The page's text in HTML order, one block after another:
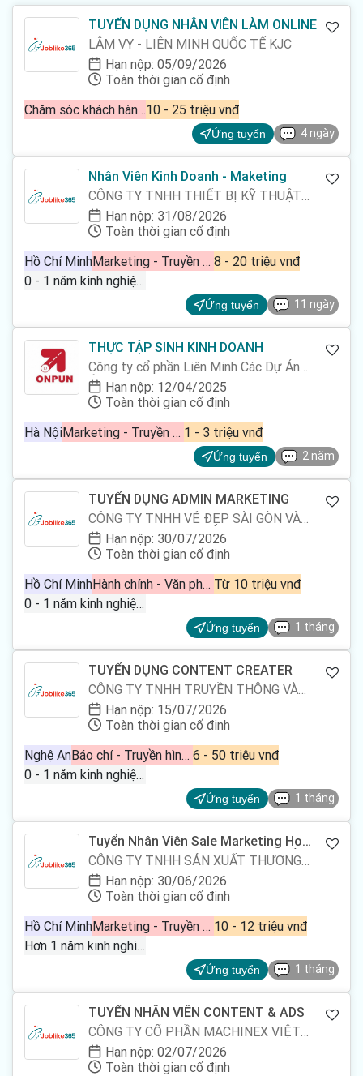
TUYỂN DỤNG NHÂN VIÊN LÀM ONLINE
LÂM VY - LIÊN MINH QUỐC TẾ KJC
Hạn nộp: 05/09/2026
Toàn thời gian cố định
Chăm sóc khách hàng, Marketing - Truyền thông - Quảng cáo, Nhân viên kinh doanh bán hàng10 - 25 triệu vnđ
Ứng tuyển 4 ngày
Nhân Viên Kinh Doanh - Maketing
CÔNG TY TNHH THIẾT BỊ KỸ THUẬT
TÍN NHÂN
Hạn nộp: 31/08/2026
Toàn thời gian cố định
Hồ Chí Minh
Marketing - Truyền thông - Quảng cáo, Nhân viên kinh doanh bán hàng 8 - 20 triệu vnđ
0 - 1 năm kinh nghiệm
Ứng tuyển 11 ngày
THỰC TẬP SINH KINH DOANH
Công ty cổ phần Liên Minh Các Dự Án
Ứng Dụng Công Nghệ
Hạn nộp: 12/04/2025
Toàn thời gian cố định
Hà Nội
Marketing - Truyền thông - Quảng cáo, Nhân viên kinh doanh bán hàng, Telesales 1 - 3 triệu vnđ
Ứng tuyển 2 năm
TUYỂN DỤNG ADMIN MARKETING
CÔNG TY TNHH VẺ ĐẸP SÀI GÒN VÀ
THỜI TRANG TOÀN CẦU
Hạn nộp: 30/07/2026
Toàn thời gian cố định
Hồ Chí Minh
Hành chính - Văn phòng, Marketing - Truyền thông - Quảng cáo Từ 10 triệu vnđ
0 - 1 năm kinh nghiệm
Ứng tuyển 1 tháng
TUYỂN DỤNG CONTENT CREATER
CÔNG TY TNHH TRUYỀN THÔNG VÀ
GIẢI TRÍ 3T MEDIA
Hạn nộp: 15/07/2026
Toàn thời gian cố định
Nghệ An
Báo chí - Truyền hình, Marketing - Truyền thông - Quảng cáo 6 - 50 triệu vnđ
0 - 1 năm kinh nghiệm
Ứng tuyển 1 tháng
Tuyển Nhân Viên Sale Marketing Hoặc
Sales Online Sản Phẩm Ly Giấy In Ấn
CÔNG TY TNHH SẢN XUẤT THƯƠNG
MẠI DỊCH VỤ VINA HT
Hạn nộp: 30/06/2026
Toàn thời gian cố định
Hồ Chí Minh
Marketing - Truyền thông - Quảng cáo, Nhân viên kinh doanh bán hàng, Telesales 10 - 12 triệu vnđ
Hơn 1 năm kinh nghiệm
Ứng tuyển 1 tháng
TUYỂN NHÂN VIÊN CONTENT & ADS
CÔNG TY CỔ PHẦN MACHINEX VIỆT
NAMHạn nộp: 02/07/2026
Toàn thời gian cố định